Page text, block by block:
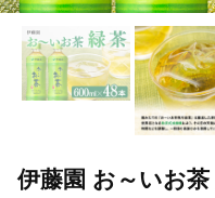
伊藤園 お～いお